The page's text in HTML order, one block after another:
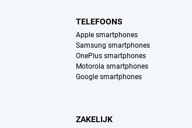
TELEFOONS
Apple smartphones
Samsung smartphones
OnePlus smartphones
Motorola smartphones
Google smartphones
ZAKELIJK